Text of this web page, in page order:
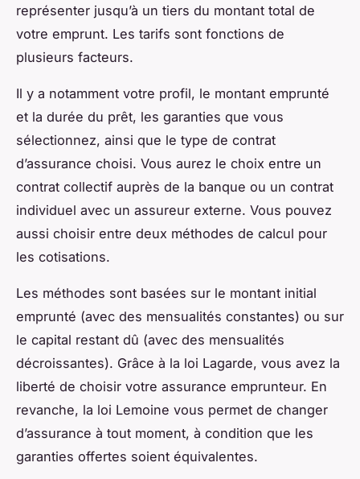
représenter jusqu’à un tiers du montant total de
votre emprunt. Les tarifs sont fonctions de
plusieurs facteurs.
Il y a notamment votre profil, le montant emprunté
et la durée du prêt, les garanties que vous
sélectionnez, ainsi que le type de contrat
d’assurance choisi. Vous aurez le choix entre un
contrat collectif auprès de la banque ou un contrat
individuel avec un assureur externe. Vous pouvez
aussi choisir entre deux méthodes de calcul pour
les cotisations.
Les méthodes sont basées sur le montant initial
emprunté (avec des mensualités constantes) ou sur
le capital restant dû (avec des mensualités
décroissantes). Grâce à la loi Lagarde, vous avez la
liberté de choisir votre assurance emprunteur. En
revanche, la loi Lemoine vous permet de changer
d’assurance à tout moment, à condition que les
garanties offertes soient équivalentes.